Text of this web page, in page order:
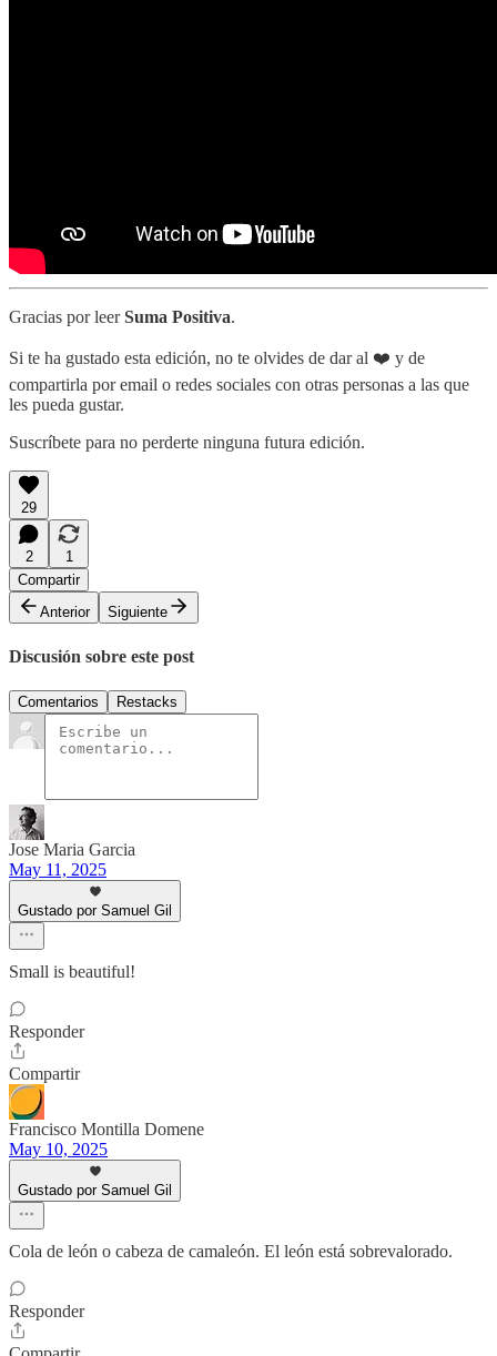
Gracias por leerSuma Positiva.
Si te ha gustado esta edición, no te olvides de dar al ❤️ y de
compartirla por email o redes sociales con otras personas a las que
les pueda gustar.
Suscríbete para no perderte ninguna futura edición.
29
2
1
Compartir
Anterior
Siguiente
Discusión sobre este post
Comentarios Restacks
Jose Maria Garcia
May 11, 2025
Gustado por Samuel Gil
Small is beautiful!
Responder
Compartir
Francisco Montilla Domene
May 10, 2025
Gustado por Samuel Gil
Cola de león o cabeza de camaleón. El león está sobrevalorado.
Responder